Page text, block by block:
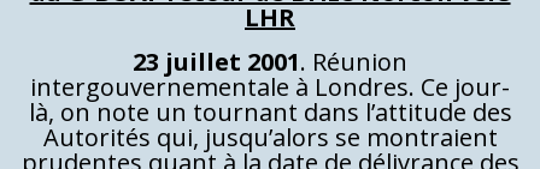
LHR
23 juillet 2001. Réunion
intergouvernementale à Londres. Ce jour-
là, on note un tournant dans l’attitude des
Autorités qui, jusqu’alors se montraient
prudentes quant à la date de délivrance des